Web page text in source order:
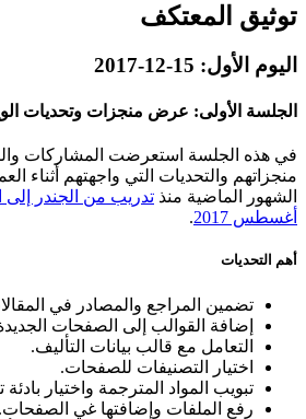
توثيق المعتكف
اليوم الأول: 15-12-2017
الجلسة الأولى: عرض منجزات وتحديات
في هذه الجلسة استعرضت المشاركات
منجزاتهم والتحديات التي واجهتهم أثناء
الشهور الماضية منذ تدريب من الجندر إلى
أغسطس 2017
.
أهم التحديات
تضمين المراجع والمصادر في
إضافة القوالب إلى الصفحات
التعامل مع قالب بيانات التأليف.
اختيار التصنيفات للصفحات.
تبويب المواد المترجمة واختيار
رفع الملفات وإضافتها غي الصفحات.